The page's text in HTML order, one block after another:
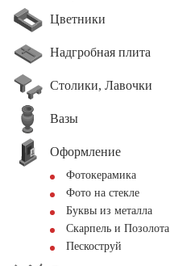
Цветники
Надгробная плита
Столики, Лавочки
Вазы
Оформление
Фотокерамика
Фото на стекле
Буквы из металла
Скарпель и Позолота
Пескоструй